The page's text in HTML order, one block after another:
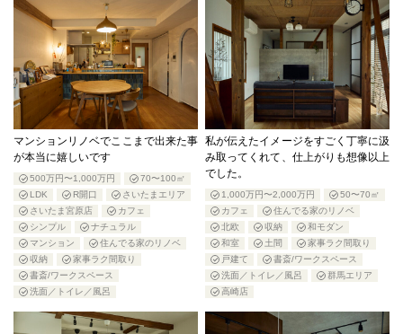
マンションリノベでここまで出来た事
が本当に嬉しいです
500万円〜1,000万円
70〜100㎡
LDK
R開口
さいたまエリア
さいたま宮原店
カフェ
シンプル
ナチュラル
マンション
住んでる家のリノベ
収納
家事ラク間取り
書斎/ワークスペース
洗面／トイレ／風呂
私が伝えたイメージをすごく丁寧に汲
み取ってくれて、仕上がりも想像以上
でした。
1,000万円〜2,000万円
50〜70㎡
カフェ
住んでる家のリノベ
北欧
収納
和モダン
和室
土間
家事ラク間取り
戸建て
書斎/ワークスペース
洗面／トイレ／風呂
群馬エリア
高崎店